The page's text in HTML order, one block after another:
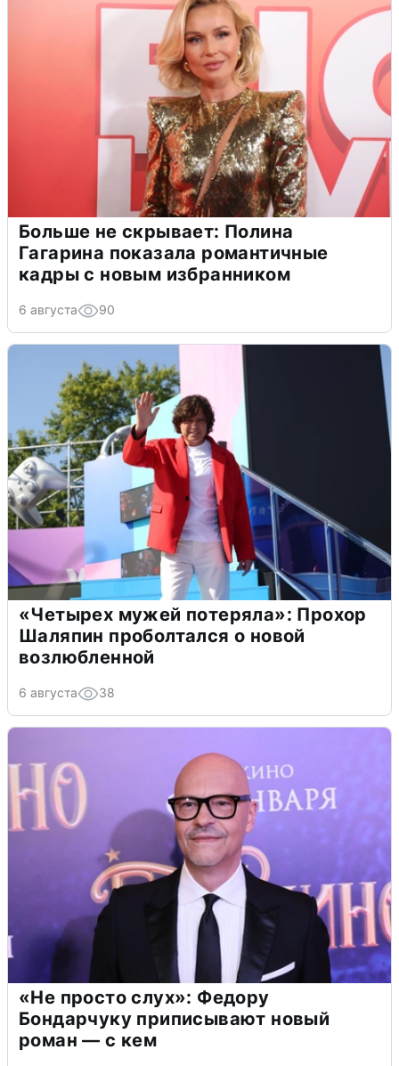
Больше не скрывает: Полина
Гагарина показала романтичные
кадры с новым избранником
6 августа 90
«Четырех мужей потеряла»: Прохор
Шаляпин проболтался о новой
возлюбленной
6 августа 38
«Не просто слух»: Федору
Бондарчуку приписывают новый
роман — с кем